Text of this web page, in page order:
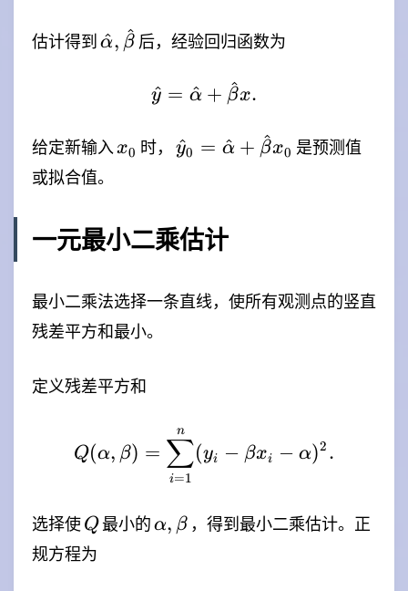
估计得到 \hat{\alpha},\hat{\beta}
α
^, β
^ 后，经验回归函数为
y
^ = α
^ + β
^x.
给定新输入x_0
x0 时， y
^0 = α
^ + β
^x0 是预测值
或拟合值。
一元最小二乘估计
最小二乘法选择一条直线，使所有观测点的竖直
残差平方和最小。
定义残差平方和
Q(α, β) =
i=1
∑
n
(yi − βxi − α)2 .
选择使Q
Q最小的\alpha,\beta
α, β，得到最小二乘估计。正
规方程为